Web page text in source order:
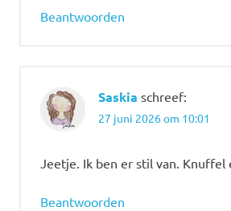
Beantwoorden
Saskia schreef:
27 juni 2026 om 10:01
Jeetje. Ik ben er stil van. Knuffel
Beantwoorden